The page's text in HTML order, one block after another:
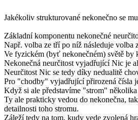
Jakékoliv strukturované nekonečno se
Základní komponentu nekonečné
Např. volba ze tří po níž následuje volba
Ve fyzickém (byť nekonečném) světě by
Nekonečná neurčitost vyjadřující Nic je
Neurčitost Nic se tedy díky nedualitě
Pro "chodby" vyjadřující přirozená čísla
Když si ale představíme "strom"
Ty ale prakticky vedou do nekonečna,
detailnosti toho stromu.
Záleží tedy na tom, kudy vede zvolená